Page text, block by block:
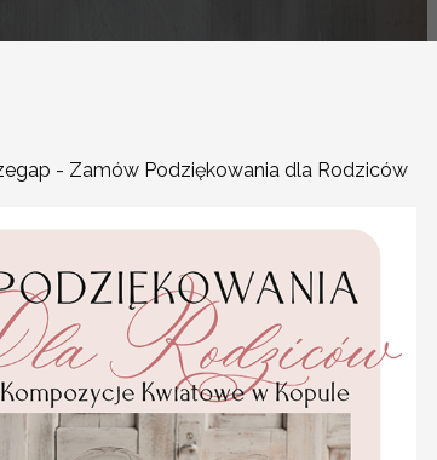
OPIS PRODUKTU
Warto pamiętać o
czesto stają w obliczu
Zadajecie sobie
podziękowanie dla
podziękowania dla
najważniejszych
Spersonalizowane
wyjątkowość
- Zamów Podziękowania dla Rodziców